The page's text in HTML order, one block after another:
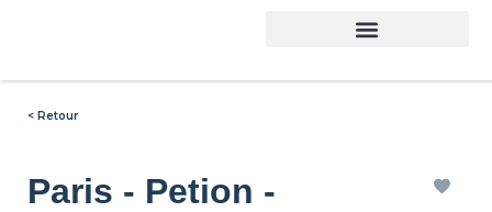
< Retour
Paris - Petion -